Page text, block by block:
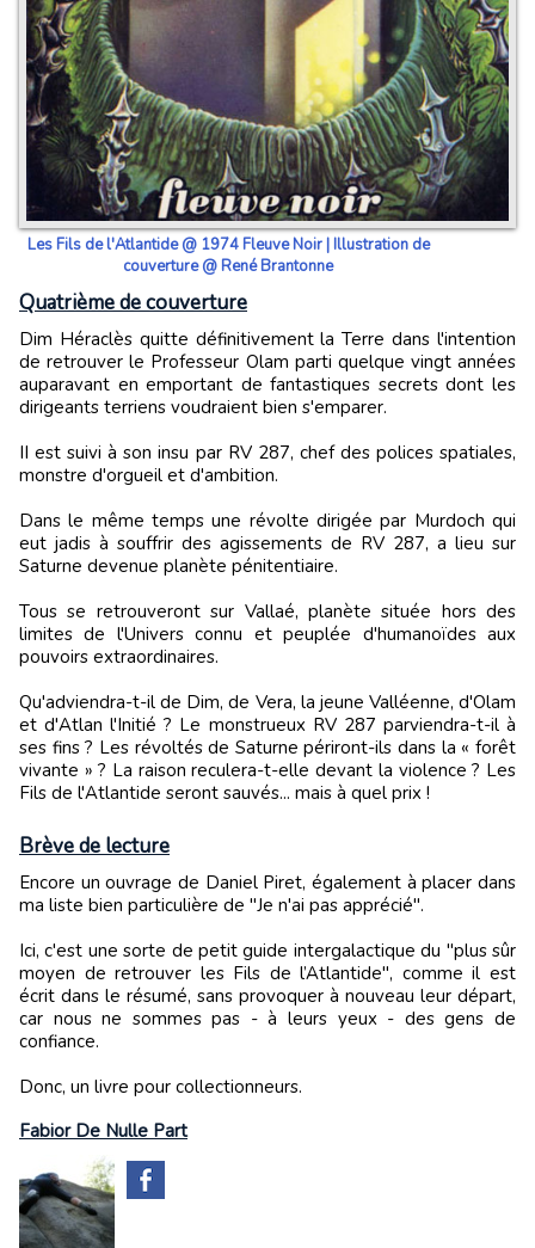
Les Fils de l'Atlantide @ 1974 Fleuve Noir | Illustration de
couverture @ René Brantonne
Quatrième de couverture
Dim Héraclès quitte définitivement la Terre dans l'intention
de retrouver le Professeur Olam parti quelque vingt années
auparavant en emportant de fantastiques secrets dont les
dirigeants terriens voudraient bien s'emparer.
II est suivi à son insu par RV 287, chef des polices spatiales,
monstre d'orgueil et d'ambition.
Dans le même temps une révolte dirigée par Murdoch qui
eut jadis à souffrir des agissements de RV 287, a lieu sur
Saturne devenue planète pénitentiaire.
Tous se retrouveront sur Vallaé, planète située hors des
limites de l'Univers connu et peuplée d'humanoïdes aux
pouvoirs extraordinaires.
Qu'adviendra-t-il de Dim, de Vera, la jeune Valléenne, d'Olam
et d'Atlan l'Initié ? Le monstrueux RV 287 parviendra-t-il à
ses fins ? Les révoltés de Saturne périront-ils dans la « forêt
vivante » ? La raison reculera-t-elle devant la violence ? Les
Fils de l'Atlantide seront sauvés... mais à quel prix !
Brève de lecture
Encore un ouvrage de Daniel Piret, également à placer dans
ma liste bien particulière de "Je n'ai pas apprécié".
Ici, c'est une sorte de petit guide intergalactique du "plus sûr
moyen de retrouver les Fils de l’Atlantide", comme il est
écrit dans le résumé, sans provoquer à nouveau leur départ,
car nous ne sommes pas - à leurs yeux - des gens de
confiance.
Donc, un livre pour collectionneurs.
Fabior De Nulle Part